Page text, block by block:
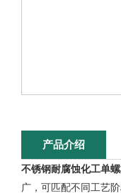
产品介绍
不锈钢耐腐蚀化工单
广，可匹配不同工艺